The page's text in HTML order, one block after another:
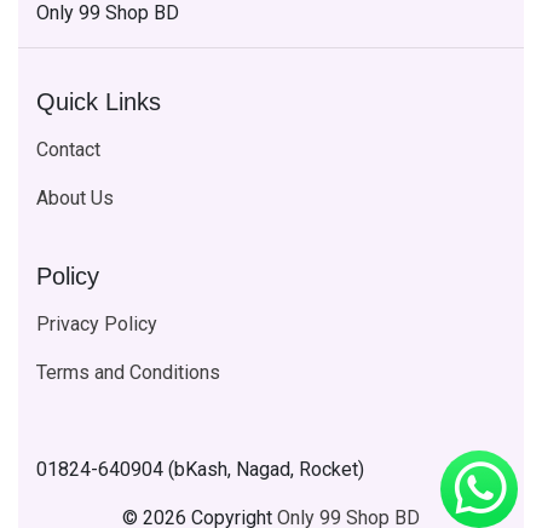
Only 99 Shop BD
Quick Links
Contact
About Us
Policy
Privacy Policy
Terms and Conditions
01824-640904 (bKash, Nagad, Rocket)
© 2026 Copyright Only 99 Shop BD